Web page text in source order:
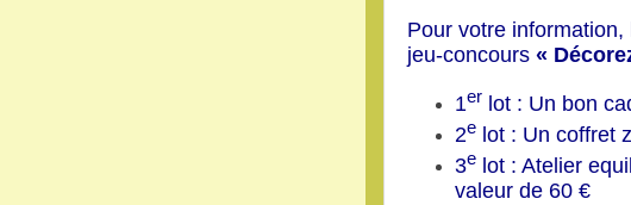
Pour votre information,
jeu-concours «
1er lot : Un bon
2e lot : Un coffret
3e lot : Atelier
valeur de 60 €